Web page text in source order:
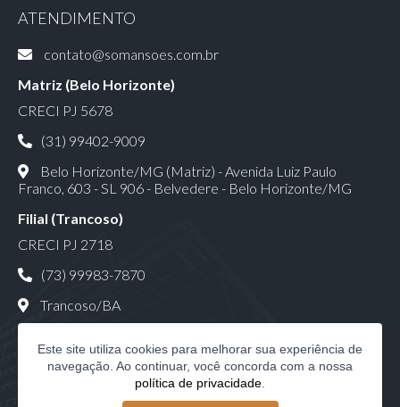
ATENDIMENTO
contato@somansoes.com.br
Matriz (Belo Horizonte)
CRECI PJ 5678
(31) 99402-9009
Belo Horizonte/MG (Matriz) - Avenida Luiz Paulo
Franco, 603 - SL 906 - Belvedere - Belo Horizonte/MG
Filial (Trancoso)
CRECI PJ 2718
(73) 99983-7870
Trancoso/BA
Este site utiliza cookies para melhorar sua experiência de
navegação. Ao continuar, você concorda com a nossa
política de privacidade